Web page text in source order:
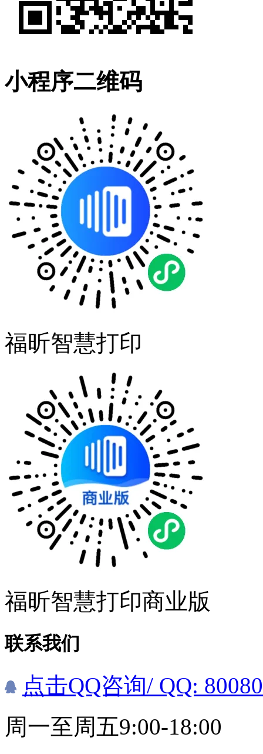
小程序二维码
福昕智慧打印
福昕智慧打印商业版
联系我们
点击QQ咨询/ QQ:
周一至周五9:00-18:00